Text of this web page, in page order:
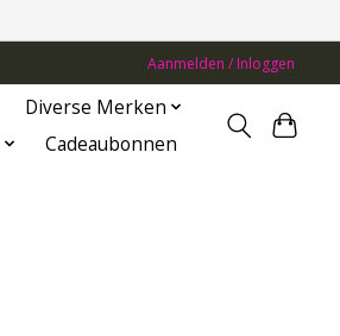
Aanmelden / Inloggen
Diverse Merken
Cadeaubonnen